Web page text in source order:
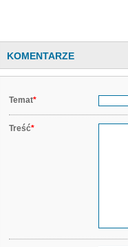
KOMENTARZE
Temat*
Treść*